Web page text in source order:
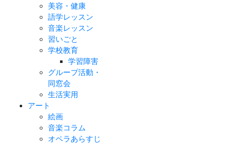
美容・健康
語学レッスン
音楽レッスン
習いごと
学校教育
学習障害
グループ活動・
同窓会
生活実用
アート
絵画
音楽コラム
オペラあらすじ